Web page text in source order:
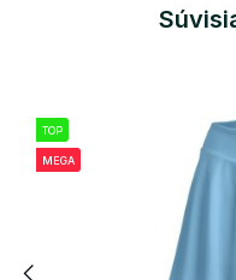
TOP
MEGA